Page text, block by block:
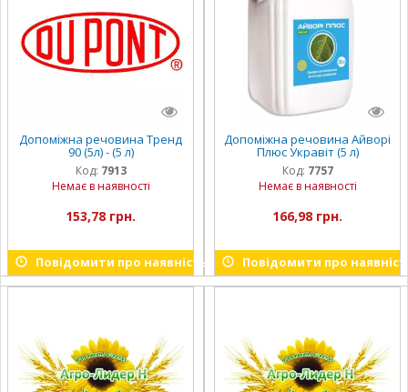
Допоміжна речовина Тренд
90 (5л) - (5 л)
Код: 7913
Немає в наявності
153,78 грн.
Повідомити про наявність
Допоміжна речовина Айворі
Плюс Укравіт (5 л)
Код: 7757
Немає в наявності
166,98 грн.
Повідомити про